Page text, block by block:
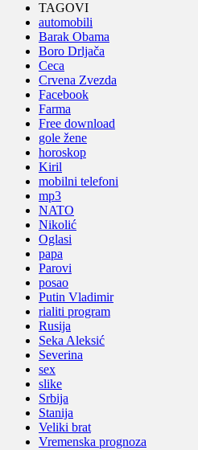
TAGOVI
automobili
Barak Obama
Boro Drljača
Ceca
Crvena Zvezda
Facebook
Farma
Free download
gole žene
horoskop
Kiril
mobilni telefoni
mp3
NATO
Nikolić
Oglasi
papa
Parovi
posao
Putin Vladimir
rialiti program
Rusija
Seka Aleksić
Severina
sex
slike
Srbija
Stanija
Veliki brat
Vremenska prognoza